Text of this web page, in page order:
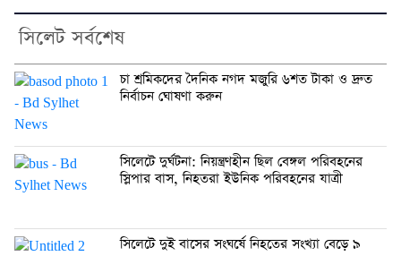
সিলেট সর্বশেষ
চা শ্রমিকদের দৈনিক নগদ মজুরি ৬শত টাকা ও দ্রুত
নির্বাচন ঘোষণা করুন
সিলেটে দুর্ঘটনা: নিয়ন্ত্রণহীন ছিল বেঙ্গল পরিবহনের
স্লিপার বাস, নিহতরা ইউনিক পরিবহনের যাত্রী
সিলেটে দুই বাসের সংঘর্ষে নিহতের সংখ্যা বেড়ে ৯